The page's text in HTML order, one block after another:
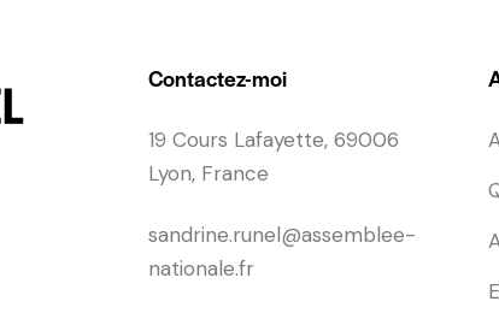
Contactez-moi
19 Cours Lafayette, 69006
Lyon, France
sandrine.runel@assemblee-
nationale.fr